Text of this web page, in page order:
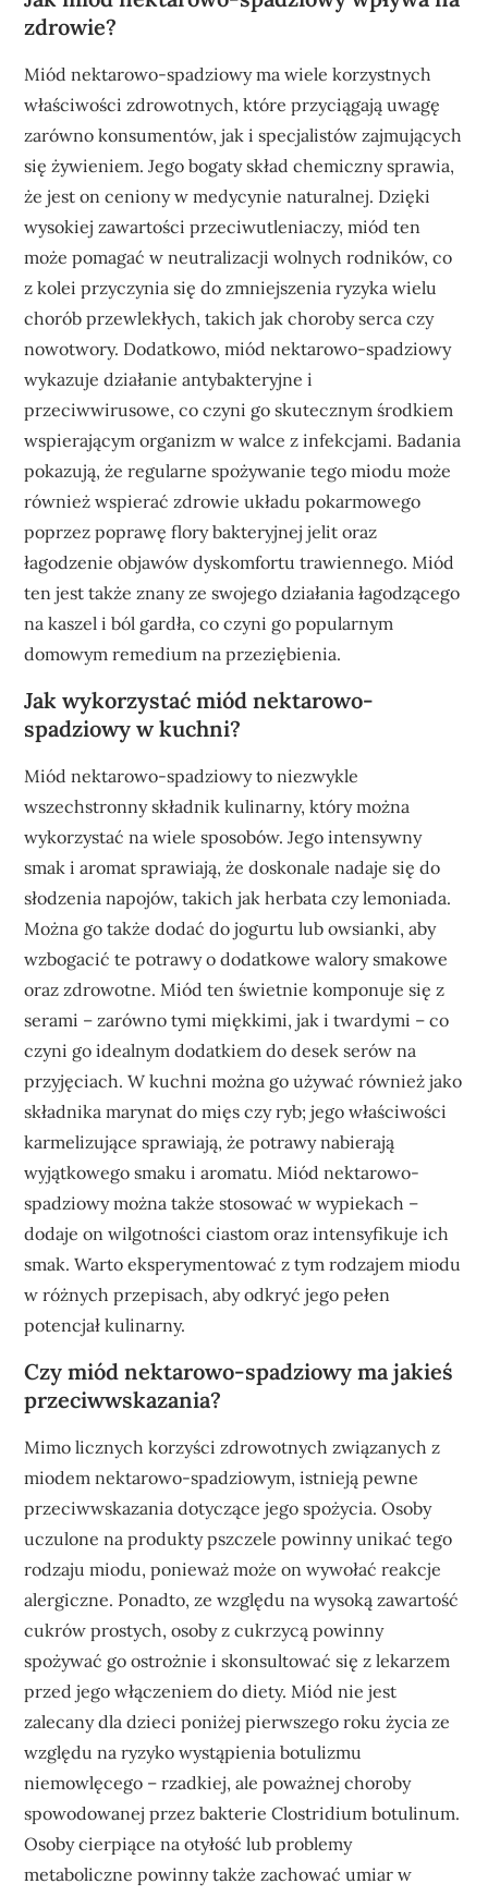
zdrowie?
Miód nektarowo-spadziowy ma wiele korzystnych
właściwości zdrowotnych, które przyciągają uwagę
zarówno konsumentów, jak i specjalistów zajmujących
się żywieniem. Jego bogaty skład chemiczny sprawia,
że jest on ceniony w medycynie naturalnej. Dzięki
wysokiej zawartości przeciwutleniaczy, miód ten
może pomagać w neutralizacji wolnych rodników, co
z kolei przyczynia się do zmniejszenia ryzyka wielu
chorób przewlekłych, takich jak choroby serca czy
nowotwory. Dodatkowo, miód nektarowo-spadziowy
wykazuje działanie antybakteryjne i
przeciwwirusowe, co czyni go skutecznym środkiem
wspierającym organizm w walce z infekcjami. Badania
pokazują, że regularne spożywanie tego miodu może
również wspierać zdrowie układu pokarmowego
poprzez poprawę flory bakteryjnej jelit oraz
łagodzenie objawów dyskomfortu trawiennego. Miód
ten jest także znany ze swojego działania łagodzącego
na kaszel i ból gardła, co czyni go popularnym
domowym remedium na przeziębienia.
Jak wykorzystać miód nektarowo-
spadziowy w kuchni?
Miód nektarowo-spadziowy to niezwykle
wszechstronny składnik kulinarny, który można
wykorzystać na wiele sposobów. Jego intensywny
smak i aromat sprawiają, że doskonale nadaje się do
słodzenia napojów, takich jak herbata czy lemoniada.
Można go także dodać do jogurtu lub owsianki, aby
wzbogacić te potrawy o dodatkowe walory smakowe
oraz zdrowotne. Miód ten świetnie komponuje się z
serami – zarówno tymi miękkimi, jak i twardymi – co
czyni go idealnym dodatkiem do desek serów na
przyjęciach. W kuchni można go używać również jako
składnika marynat do mięs czy ryb; jego właściwości
karmelizujące sprawiają, że potrawy nabierają
wyjątkowego smaku i aromatu. Miód nektarowo-
spadziowy można także stosować w wypiekach –
dodaje on wilgotności ciastom oraz intensyfikuje ich
smak. Warto eksperymentować z tym rodzajem miodu
w różnych przepisach, aby odkryć jego pełen
potencjał kulinarny.
Czy miód nektarowo-spadziowy ma jakieś
przeciwwskazania?
Mimo licznych korzyści zdrowotnych związanych z
miodem nektarowo-spadziowym, istnieją pewne
przeciwwskazania dotyczące jego spożycia. Osoby
uczulone na produkty pszczele powinny unikać tego
rodzaju miodu, ponieważ może on wywołać reakcje
alergiczne. Ponadto, ze względu na wysoką zawartość
cukrów prostych, osoby z cukrzycą powinny
spożywać go ostrożnie i skonsultować się z lekarzem
przed jego włączeniem do diety. Miód nie jest
zalecany dla dzieci poniżej pierwszego roku życia ze
względu na ryzyko wystąpienia botulizmu
niemowlęcego – rzadkiej, ale poważnej choroby
spowodowanej przez bakterie Clostridium botulinum.
Osoby cierpiące na otyłość lub problemy
metaboliczne powinny także zachować umiar w